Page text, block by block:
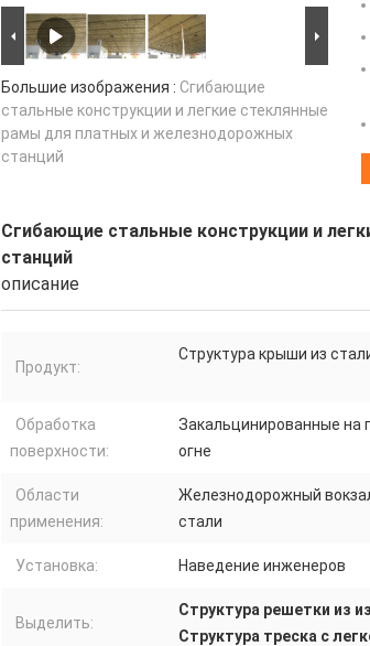
Большие изображения : Сгибающие
стальные конструкции и легкие стеклянные
рамы для платных и железнодорожных
станций
Сгибающие стальные конструкции и
станций
описание
Продукт:
Структура крыши из
Обработка
поверхности:
Закальцинированные на
огне
Области
применения:
Железнодорожный
стали
Установка: Наведение инженеров
Выделить:
Структура решетки из
Структура треска с